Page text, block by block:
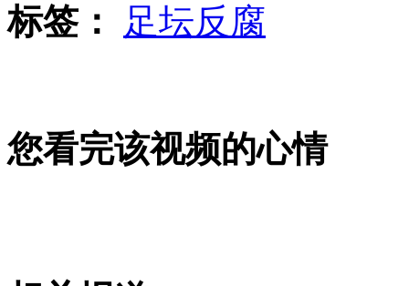
实拍北京车展上的美腿车模
男子酒后大闹派出所
标签：
足坛反腐
您看完该视频的心情